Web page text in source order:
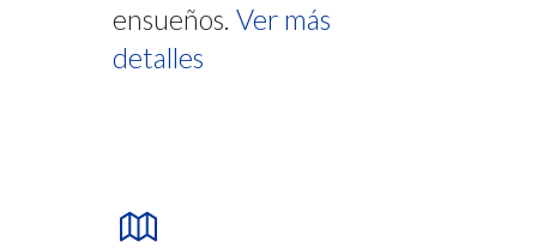
ensueños. Ver más
detalles